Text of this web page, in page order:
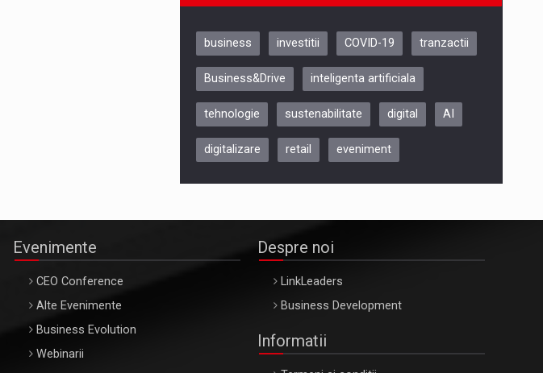
ARTEMIS LETO, ORADEA, 8
Oradea – 8 Oct 2026
business investitii COVID-19 tranzactii
Business&Drive inteligenta artificiala
tehnologie sustenabilitate digital AI
digitalizare retail eveniment
Evenimente
CEO Conference
Alte Evenimente
Business Evolution
Webinarii
Despre noi
LinkLeaders
Business Development
Informatii